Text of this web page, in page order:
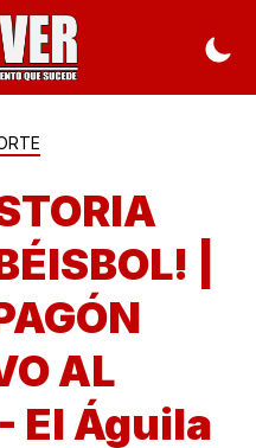
|
AL
El Águila